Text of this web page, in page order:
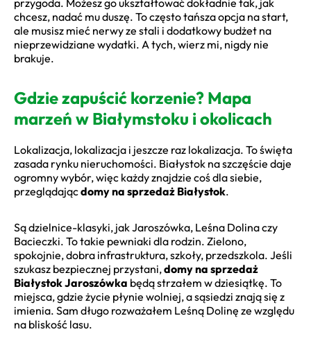
chcesz, nadać mu duszę. To często tańsza opcja na start,
ale musisz mieć nerwy ze stali i dodatkowy budżet na
nieprzewidziane wydatki. A tych, wierz mi, nigdy nie
brakuje.
Gdzie zapuścić korzenie? Mapa
marzeń w Białymstoku i okolicach
Lokalizacja, lokalizacja i jeszcze raz lokalizacja. To święta
zasada rynku nieruchomości. Białystok na szczęście daje
ogromny wybór, więc każdy znajdzie coś dla siebie,
przeglądającdomy na sprzedaż Białystok.
Są dzielnice-klasyki, jak Jaroszówka, Leśna Dolina czy
Bacieczki. To takie pewniaki dla rodzin. Zielono,
spokojnie, dobra infrastruktura, szkoły, przedszkola. Jeśli
szukasz bezpiecznej przystani,domy na sprzedaż
Białystok Jaroszówka będą strzałem w dziesiątkę. To
miejsca, gdzie życie płynie wolniej, a sąsiedzi znają się z
imienia. Sam długo rozważałem Leśną Dolinę ze względu
na bliskość lasu.